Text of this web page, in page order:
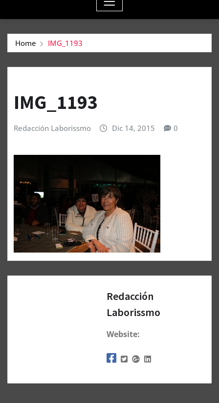
Home IMG_1193
IMG_1193
Redacción Laborissmo Dic 14, 2015 0
Redacción
Laborissmo
Website: